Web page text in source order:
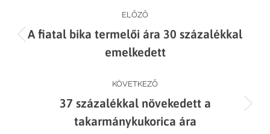
navigation
ELŐZŐ
Previous
post:
A fiatal bika termelői ára 30 százalékkal
emelkedett
KÖVETKEZŐ
Next
post:
37 százalékkal növekedett a
takarmánykukorica ára